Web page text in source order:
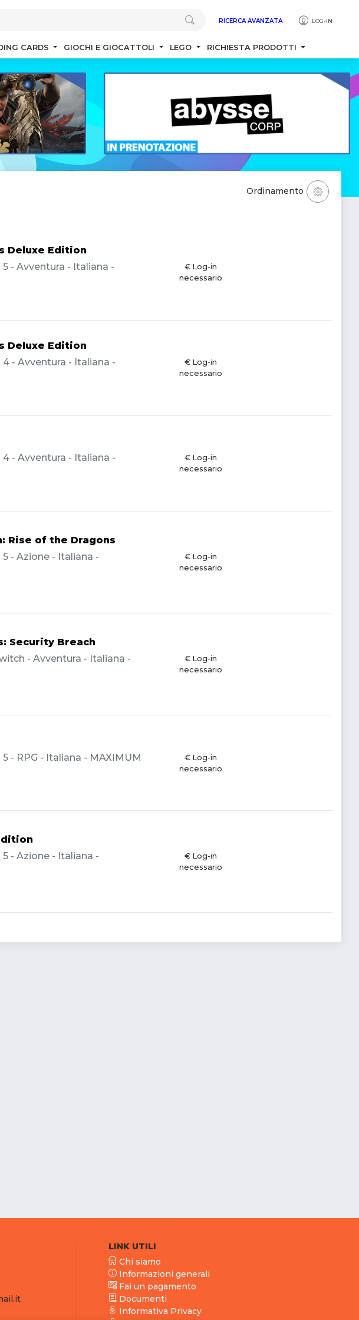
RICERCA AVANZATA LOG-IN
CARDS GIOCHI E GIOCATTOLI LEGO RICHIESTA PRODOTTI
Ordinamento
Deluxe Edition
- Avventura - Italiana -
€ Log-in
necessario
Deluxe Edition
- Avventura - Italiana -
€ Log-in
necessario
- Avventura - Italiana -
€ Log-in
necessario
Rise of the Dragons
- Azione - Italiana -
€ Log-in
necessario
Security Breach
- Avventura - Italiana -
€ Log-in
necessario
- RPG - Italiana - MAXIMUM
€ Log-in
necessario
- Azione - Italiana -
€ Log-in
necessario
LINK UTILI
Chi siamo
Informazioni generali
Fai un pagamento
Documenti
Informativa Privacy